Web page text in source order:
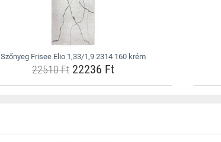
Szőnyeg Frisee Elio 1,33/1,9 2314 160 krém
22510 Ft22236 Ft